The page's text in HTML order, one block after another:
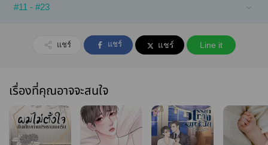
#11 - #23
แชร์ แชร์ แชร์ Line it
เรื่องที่คุณอาจจะสนใจ